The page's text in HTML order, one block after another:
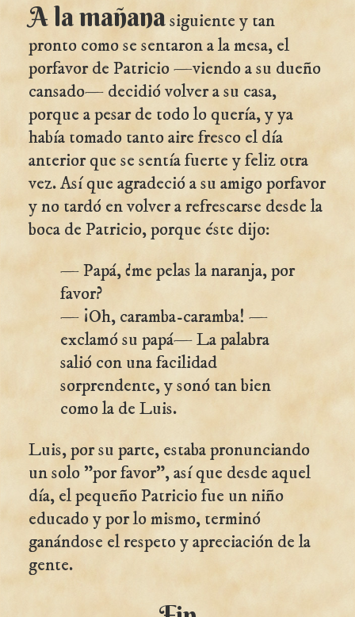
A la mañanasiguiente y tan
pronto como se sentaron a la mesa, el
porfavor de Patricio —viendo a su dueño
cansado— decidió volver a su casa,
porque a pesar de todo lo quería, y ya
había tomado tanto aire fresco el día
anterior que se sentía fuerte y feliz otra
vez. Así que agradeció a su amigo porfavor
y no tardó en volver a refrescarse desde la
boca de Patricio, porque éste dijo:
— Papá, ¿me pelas la naranja, por
favor?
— ¡Oh, caramba-caramba! —
exclamó su papá— La palabra
salió con una facilidad
sorprendente, y sonó tan bien
como la de Luis.
Luis, por su parte, estaba pronunciando
un solo "por favor", así que desde aquel
día, el pequeño Patricio fue un niño
educado y por lo mismo, terminó
ganándose el respeto y apreciación de la
gente.